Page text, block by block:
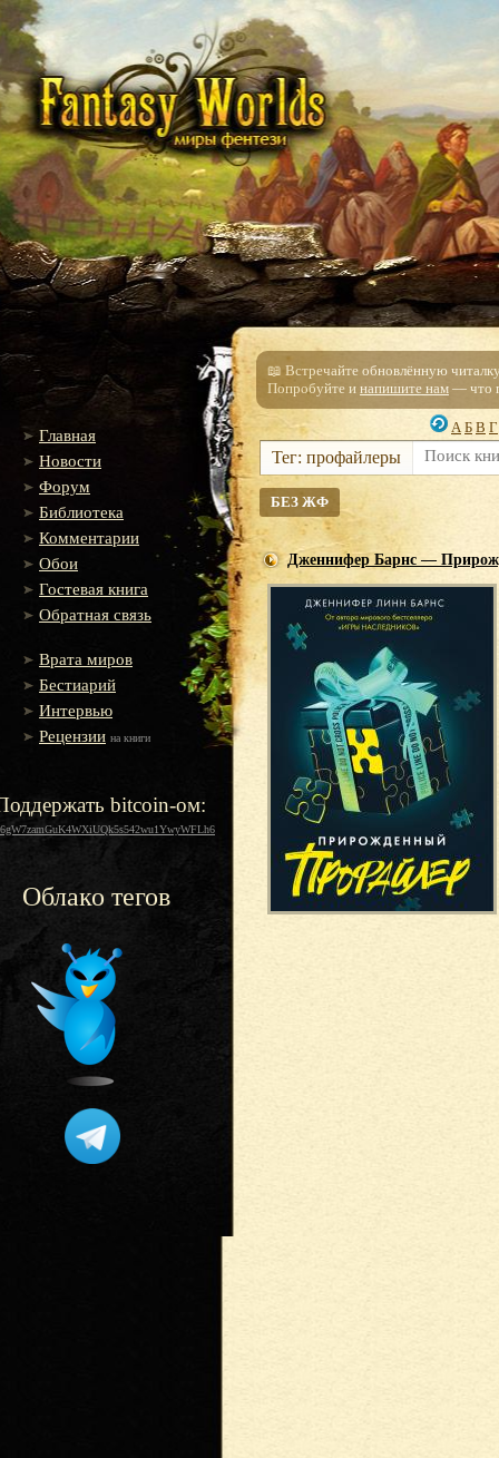
Главная
Новости
Форум
Библиотека
Комментарии
Обои
Гостевая книга
Обратная связь
Врата миров
Бестиарий
Интервью
Рецензии на книги
bitcoin-ом:
Облако тегов
📖 Встречайте обновлённую
Попробуйте и напишите нам — что
А Б В Г
Тег: профайлеры
БЕЗ ЖФ
Дженнифер Барнс —